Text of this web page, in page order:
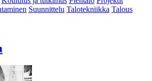
Suunnittelu Talotekniikka Talous